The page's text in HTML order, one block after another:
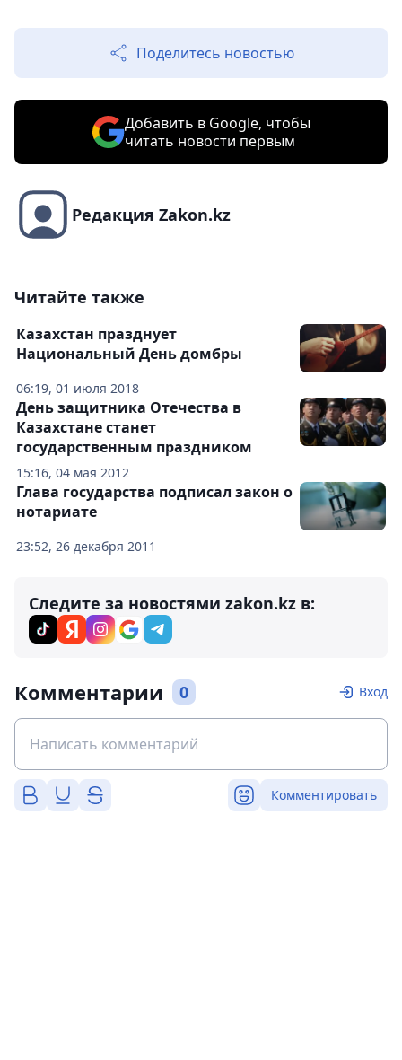
Поделитесь новостью
Добавить в Google, чтобы
читать новости первым
Редакция Zakon.kz
Читайте также
06:19, 01 июля 2018
Казахстан празднует
Национальный День домбры
15:16, 04 мая 2012
День защитника Отечества в
Казахстане станет
государственным праздником
23:52, 26 декабря 2011
Глава государства подписал закон о
нотариате
Следите за новостями zakon.kz в:
Комментарии 0 Вход
Комментировать